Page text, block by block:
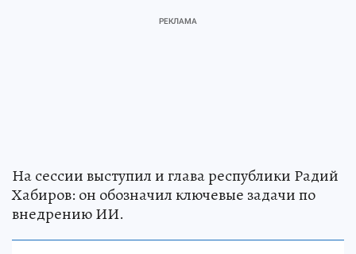
На сессии выступил и глава республики Радий
Хабиров: он обозначил ключевые задачи по
внедрению ИИ.